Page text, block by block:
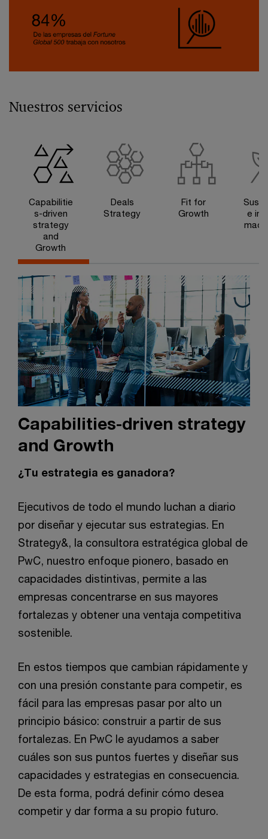
Nuestros servicios
Capabilitie
s-driven
strategy
and
Growth
Deals
Strategy
Fit for
Growth
e
Capabilities-driven strategy
and Growth
¿Tu estrategia es ganadora?
Ejecutivos de todo el mundo luchan a diario
por diseñar y ejecutar sus estrategias. En
Strategy&, la consultora estratégica global de
PwC, nuestro enfoque pionero, basado en
capacidades distintivas, permite a las
empresas concentrarse en sus mayores
fortalezas y obtener una ventaja competitiva
sostenible.
En estos tiempos que cambian rápidamente y
con una presión constante para competir, es
fácil para las empresas pasar por alto un
principio básico: construir a partir de sus
fortalezas. En PwC le ayudamos a saber
cuáles son sus puntos fuertes y diseñar sus
capacidades y estrategias en consecuencia.
De esta forma, podrá definir cómo desea
competir y dar forma a su propio futuro.